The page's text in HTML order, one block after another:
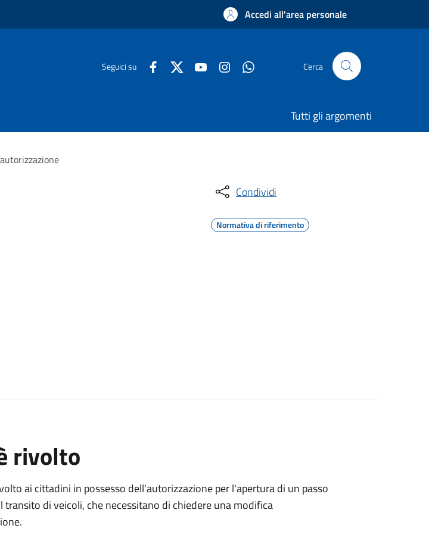
Accedi all'area personale
Seguici su Cerca
Tutti gli argomenti
Condividi
Normativa di riferimento
rivolto
ai cittadini in possesso dell'autorizzazione per l'apertura di un passo
transito di veicoli, che necessitano di chiedere una modifica